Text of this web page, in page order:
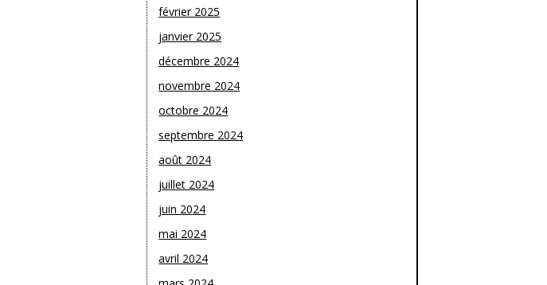
février 2025
janvier 2025
décembre 2024
novembre 2024
octobre 2024
septembre 2024
août 2024
juillet 2024
juin 2024
mai 2024
avril 2024